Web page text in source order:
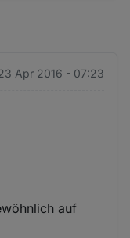
Apr 2016 - 07:23
auf